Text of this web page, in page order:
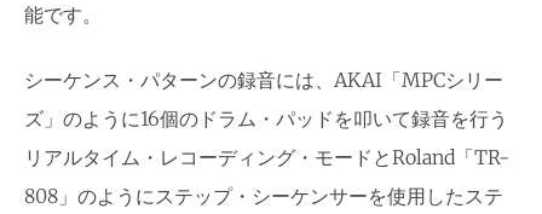
能です。
シーケンス・パターンの録音には、AKAI「MPCシリー
ズ」のように16個のドラム・パッドを叩いて録音を行う
リアルタイム・レコーディング・モードとRoland「TR-
808」のようにステップ・シーケンサーを使用したステ